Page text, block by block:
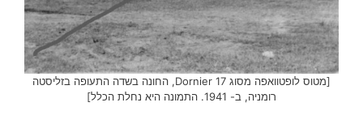
[מטוס לופטוואפה מסוג Dornier 17, החונה בשדה התעופה בזליסטה
רומניה, ב- 1941. התמונה היא נחלת הכלל]